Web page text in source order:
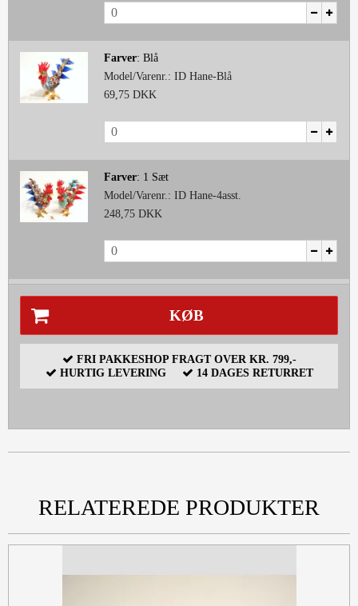
Farver: Blå
Model/Varenr.: ID Hane-Blå
69,75 DKK
Farver: 1 Sæt
Model/Varenr.: ID Hane-4asst.
248,75 DKK
KØB
FRI PAKKESHOP FRAGT OVER KR. 799,-
HURTIG LEVERING
14 DAGES RETURRET
RELATEREDE PRODUKTER